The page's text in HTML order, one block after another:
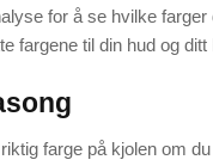
for å se hvilke farger
fargene til din hud og ditt
farge på kjolen om